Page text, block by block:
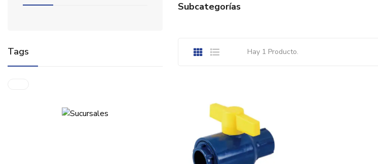
Tags
Subcategorías
Hay 1 Producto.